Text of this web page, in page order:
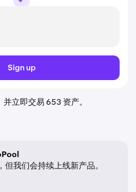
Sign up
并立即交易 653 资产。
我们会持续上线新产品。